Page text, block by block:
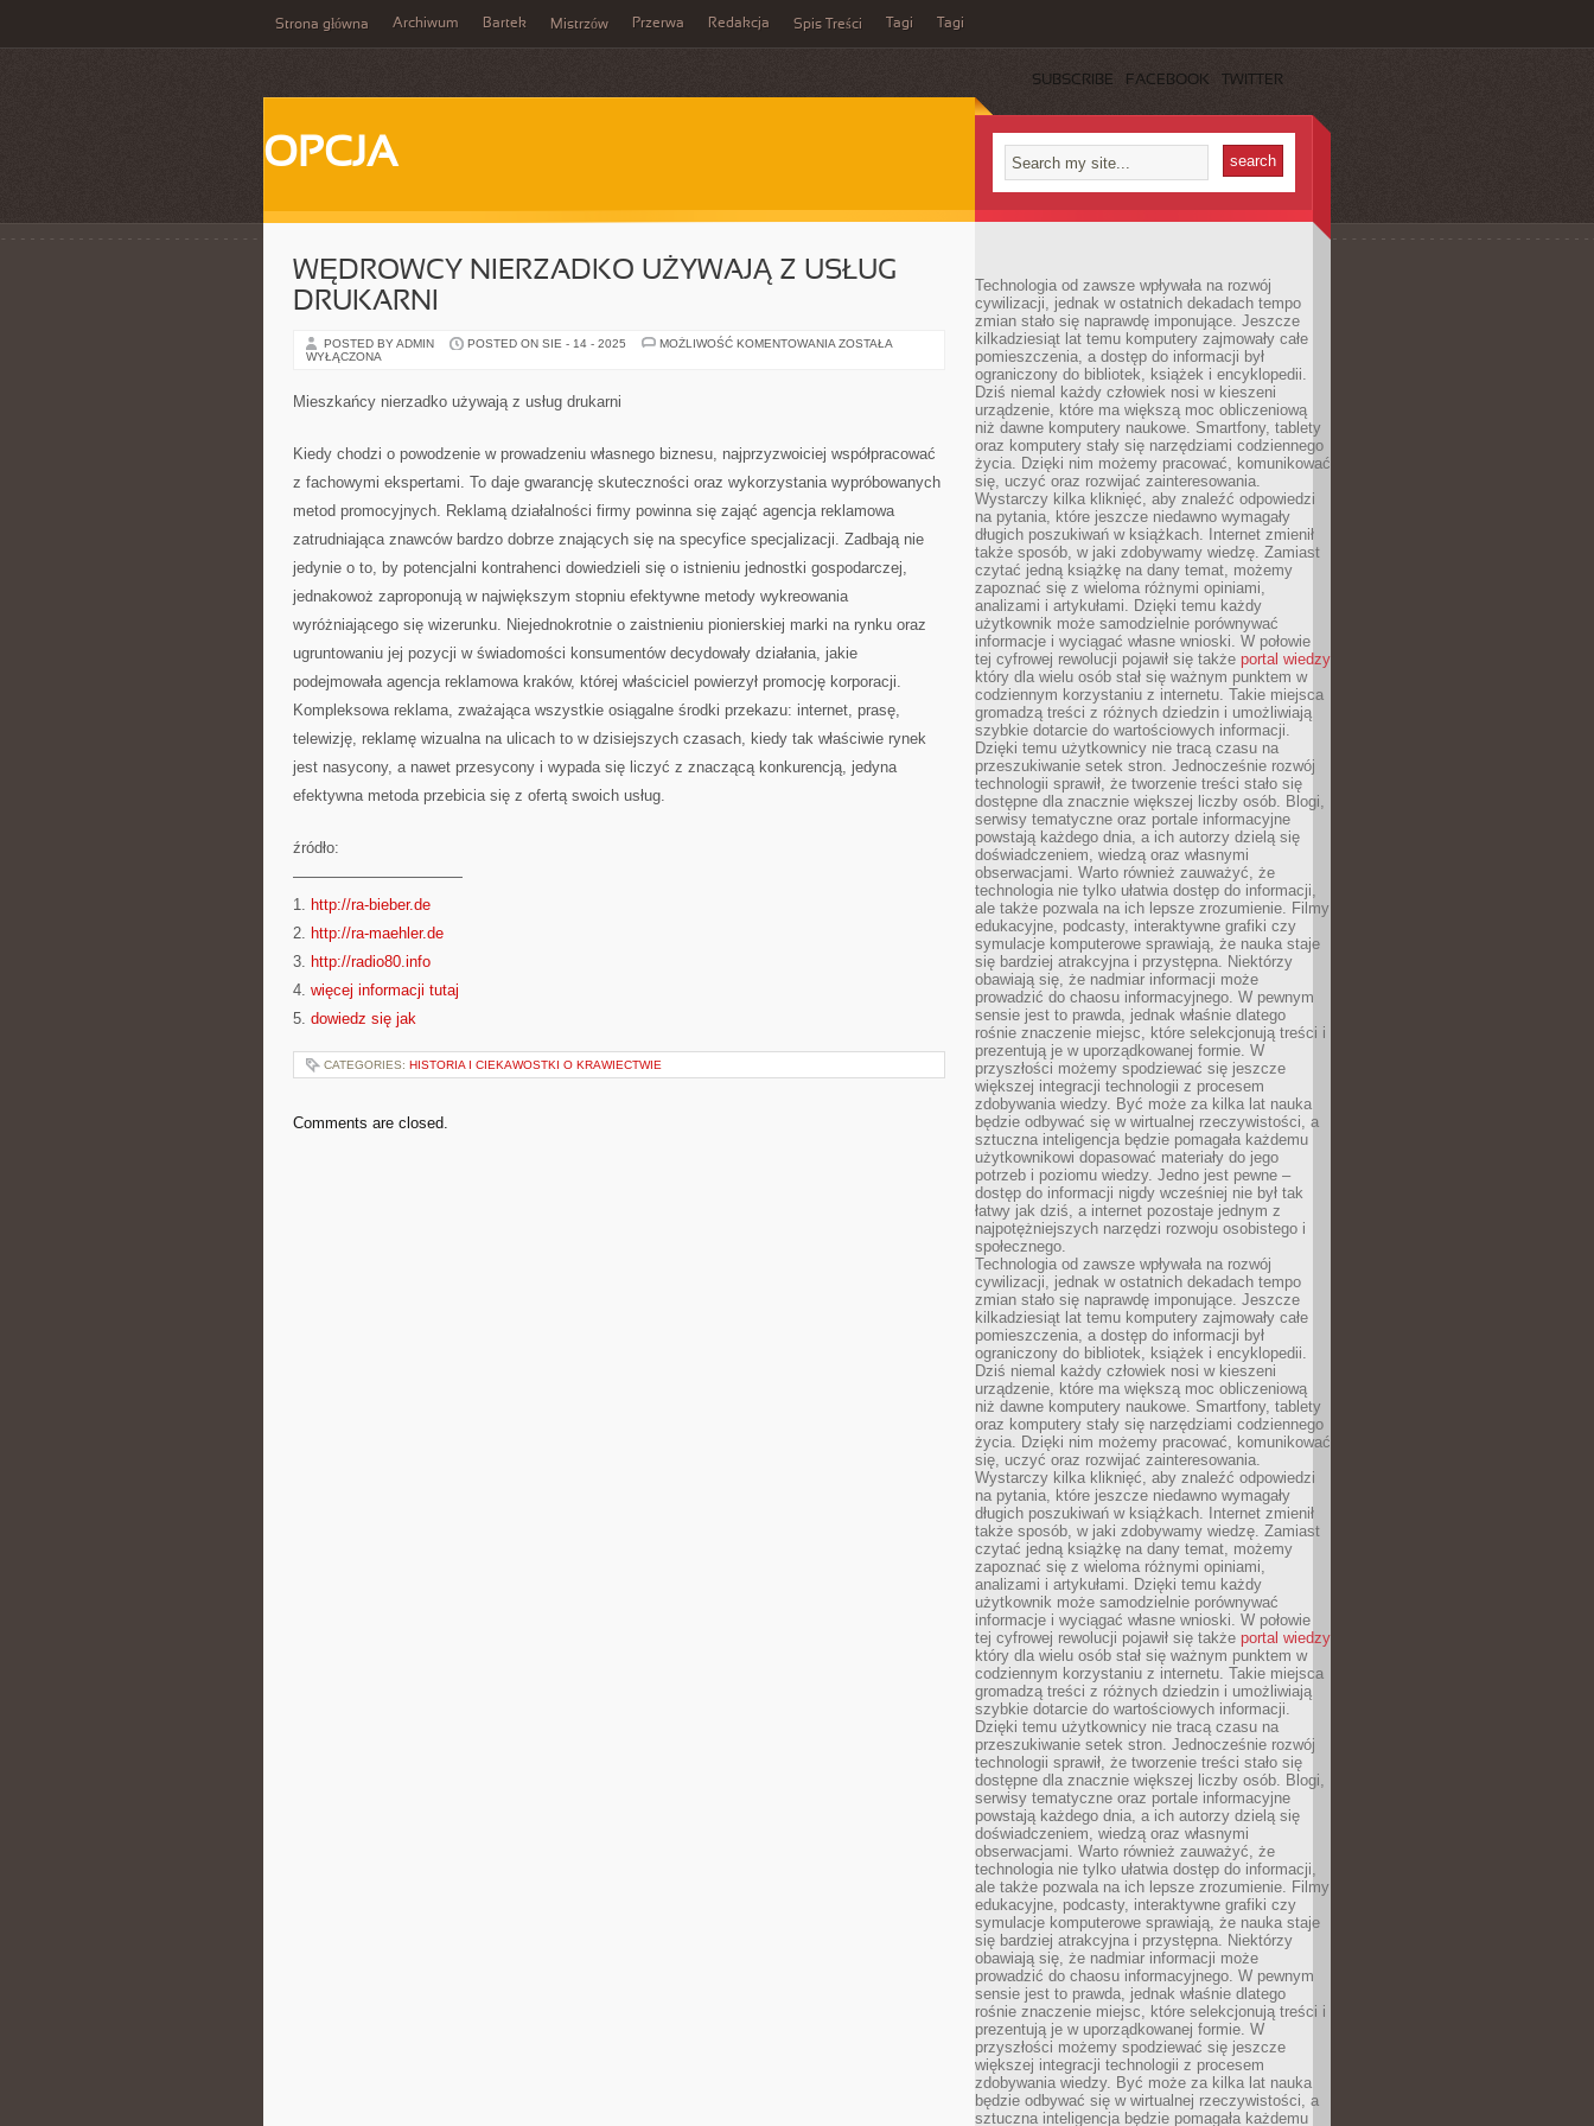
Strona główna Archiwum Bartek Mistrzów Przerwa Redakcja Spis Treści Tagi Tagi
SUBSCRIBE FACEBOOK TWITTER
OPCJA
WĘDROWCY NIERZADKO UŻYWAJĄ Z USŁUG
DRUKARNI
POSTED BY ADMIN POSTED ON SIE - 14 - 2025 MOŻLIWOŚĆ KOMENTOWANIA WĘDROWCY
ZOSTAŁA
WYŁĄCZONA
Mieszkańcy nierzadko używają z usług drukarni
Kiedy chodzi o powodzenie w prowadzeniu własnego biznesu, najprzyzwoiciej współpracować
z fachowymi ekspertami. To daje gwarancję skuteczności oraz wykorzystania wypróbowanych
metod promocyjnych. Reklamą działalności firmy powinna się zająć agencja reklamowa
zatrudniająca znawców bardzo dobrze znających się na specyfice specjalizacji. Zadbają nie
jedynie o to, by potencjalni kontrahenci dowiedzieli się o istnieniu jednostki gospodarczej,
jednakowoż zaproponują w największym stopniu efektywne metody wykreowania
wyróżniającego się wizerunku. Niejednokrotnie o zaistnieniu pionierskiej marki na rynku oraz
ugruntowaniu jej pozycji w świadomości konsumentów decydowały działania, jakie
podejmowała agencja reklamowa kraków, której właściciel powierzył promocję korporacji.
Kompleksowa reklama, zważająca wszystkie osiągalne środki przekazu: internet, prasę,
telewizję, reklamę wizualna na ulicach to w dzisiejszych czasach, kiedy tak właściwie rynek
jest nasycony, a nawet przesycony i wypada się liczyć z znaczącą konkurencją, jedyna
efektywna metoda przebicia się z ofertą swoich usług.
źródło:
———————————
1. http://ra-bieber.de
2. http://ra-maehler.de
3. http://radio80.info
4. więcej informacji tutaj
5. dowiedz się jak
CATEGORIES: HISTORIA I CIEKAWOSTKI O KRAWIECTWIE
Comments are closed.
Technologia od zawsze wpływała na rozwój
cywilizacji, jednak w ostatnich dekadach tempo
zmian stało się naprawdę imponujące. Jeszcze
kilkadziesiąt lat temu komputery zajmowały całe
pomieszczenia, a dostęp do informacji był
ograniczony do bibliotek, książek i encyklopedii.
Dziś niemal każdy człowiek nosi w kieszeni
urządzenie, które ma większą moc obliczeniową
niż dawne komputery naukowe. Smartfony, tablety
oraz komputery stały się narzędziami codziennego
życia. Dzięki nim możemy pracować, komunikować
się, uczyć oraz rozwijać zainteresowania.
Wystarczy kilka kliknięć, aby znaleźć odpowiedzi
na pytania, które jeszcze niedawno wymagały
długich poszukiwań w książkach. Internet zmienił
także sposób, w jaki zdobywamy wiedzę. Zamiast
czytać jedną książkę na dany temat, możemy
zapoznać się z wieloma różnymi opiniami,
analizami i artykułami. Dzięki temu każdy
użytkownik może samodzielnie porównywać
informacje i wyciągać własne wnioski. W połowie
tej cyfrowej rewolucji pojawił się także portal wiedzy
który dla wielu osób stał się ważnym punktem w
codziennym korzystaniu z internetu. Takie miejsca
gromadzą treści z różnych dziedzin i umożliwiają
szybkie dotarcie do wartościowych informacji.
Dzięki temu użytkownicy nie tracą czasu na
przeszukiwanie setek stron. Jednocześnie rozwój
technologii sprawił, że tworzenie treści stało się
dostępne dla znacznie większej liczby osób. Blogi,
serwisy tematyczne oraz portale informacyjne
powstają każdego dnia, a ich autorzy dzielą się
doświadczeniem, wiedzą oraz własnymi
obserwacjami. Warto również zauważyć, że
technologia nie tylko ułatwia dostęp do informacji,
ale także pozwala na ich lepsze zrozumienie. Filmy
edukacyjne, podcasty, interaktywne grafiki czy
symulacje komputerowe sprawiają, że nauka staje
się bardziej atrakcyjna i przystępna. Niektórzy
obawiają się, że nadmiar informacji może
prowadzić do chaosu informacyjnego. W pewnym
sensie jest to prawda, jednak właśnie dlatego
rośnie znaczenie miejsc, które selekcjonują treści i
prezentują je w uporządkowanej formie. W
przyszłości możemy spodziewać się jeszcze
większej integracji technologii z procesem
zdobywania wiedzy. Być może za kilka lat nauka
będzie odbywać się w wirtualnej rzeczywistości, a
sztuczna inteligencja będzie pomagała każdemu
użytkownikowi dopasować materiały do jego
potrzeb i poziomu wiedzy. Jedno jest pewne –
dostęp do informacji nigdy wcześniej nie był tak
łatwy jak dziś, a internet pozostaje jednym z
najpotężniejszych narzędzi rozwoju osobistego i
społecznego.
Technologia od zawsze wpływała na rozwój
cywilizacji, jednak w ostatnich dekadach tempo
zmian stało się naprawdę imponujące. Jeszcze
kilkadziesiąt lat temu komputery zajmowały całe
pomieszczenia, a dostęp do informacji był
ograniczony do bibliotek, książek i encyklopedii.
Dziś niemal każdy człowiek nosi w kieszeni
urządzenie, które ma większą moc obliczeniową
niż dawne komputery naukowe. Smartfony, tablety
oraz komputery stały się narzędziami codziennego
życia. Dzięki nim możemy pracować, komunikować
się, uczyć oraz rozwijać zainteresowania.
Wystarczy kilka kliknięć, aby znaleźć odpowiedzi
na pytania, które jeszcze niedawno wymagały
długich poszukiwań w książkach. Internet zmienił
także sposób, w jaki zdobywamy wiedzę. Zamiast
czytać jedną książkę na dany temat, możemy
zapoznać się z wieloma różnymi opiniami,
analizami i artykułami. Dzięki temu każdy
użytkownik może samodzielnie porównywać
informacje i wyciągać własne wnioski. W połowie
tej cyfrowej rewolucji pojawił się także portal wiedzy
który dla wielu osób stał się ważnym punktem w
codziennym korzystaniu z internetu. Takie miejsca
gromadzą treści z różnych dziedzin i umożliwiają
szybkie dotarcie do wartościowych informacji.
Dzięki temu użytkownicy nie tracą czasu na
przeszukiwanie setek stron. Jednocześnie rozwój
technologii sprawił, że tworzenie treści stało się
dostępne dla znacznie większej liczby osób. Blogi,
serwisy tematyczne oraz portale informacyjne
powstają każdego dnia, a ich autorzy dzielą się
doświadczeniem, wiedzą oraz własnymi
obserwacjami. Warto również zauważyć, że
technologia nie tylko ułatwia dostęp do informacji,
ale także pozwala na ich lepsze zrozumienie. Filmy
edukacyjne, podcasty, interaktywne grafiki czy
symulacje komputerowe sprawiają, że nauka staje
się bardziej atrakcyjna i przystępna. Niektórzy
obawiają się, że nadmiar informacji może
prowadzić do chaosu informacyjnego. W pewnym
sensie jest to prawda, jednak właśnie dlatego
rośnie znaczenie miejsc, które selekcjonują treści i
prezentują je w uporządkowanej formie. W
przyszłości możemy spodziewać się jeszcze
większej integracji technologii z procesem
zdobywania wiedzy. Być może za kilka lat nauka
będzie odbywać się w wirtualnej rzeczywistości, a
sztuczna inteligencja będzie pomagała każdemu